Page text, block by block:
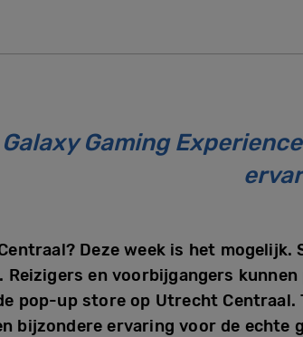
Gaming
Deze week is het mogelijk.
Reizigers en voorbijgangers
pop-up store op Utrecht Centraal.
bijzondere ervaring voor de echte